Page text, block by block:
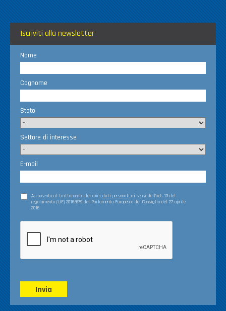
Iscriviti alla newsletter
Nome
Cognome
Stato
Settore di interesse
E-mail
Acconsento al trattamento dei miei dati personali ai sensi dell’art. 13 del
regolamento (UE) 2016/679 del Parlamento Europeo e del Consiglio del 27 aprile
2016
Invia